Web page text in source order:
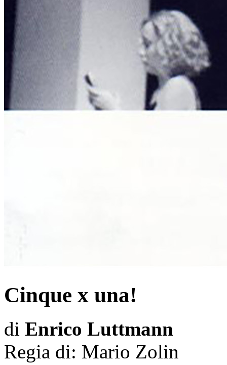
Cinque x una!
di Enrico Luttmann
Regia di: Mario Zolin